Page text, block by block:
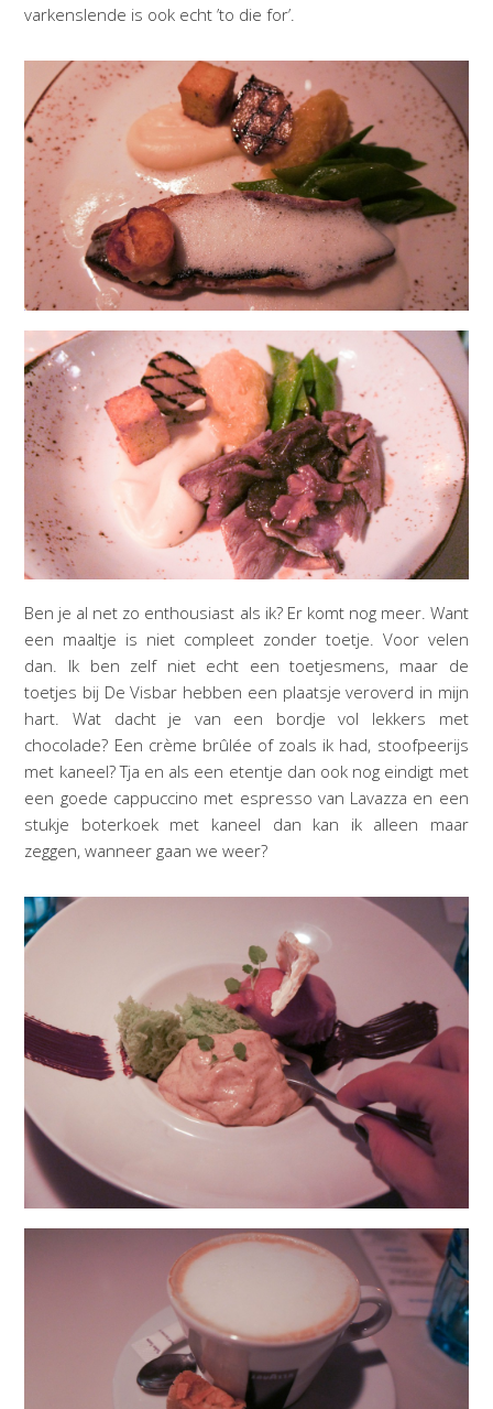
varkenslende is ook echt ’to die for’.
Ben je al net zo enthousiast als ik? Er komt nog meer. Want
een maaltje is niet compleet zonder toetje. Voor velen
dan. Ik ben zelf niet echt een toetjesmens, maar de
toetjes bij De Visbar hebben een plaatsje veroverd in mijn
hart. Wat dacht je van een bordje vol lekkers met
chocolade? Een crème brûlée of zoals ik had, stoofpeerijs
met kaneel? Tja en als een etentje dan ook nog eindigt met
een goede cappuccino met espresso van Lavazza en een
stukje boterkoek met kaneel dan kan ik alleen maar
zeggen, wanneer gaan we weer?